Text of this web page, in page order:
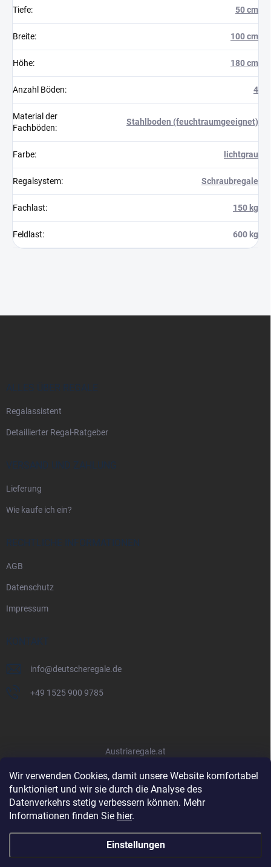
Wir verwenden Cookies, damit unsere Website komfortabel
funktioniert und wir sie durch die Analyse des
Datenverkehrs stetig verbessern können. Mehr
Informationen finden Sie hier.
Einstellungen
Tiefe: 50 cm
Breite: 100 cm
Höhe: 180 cm
Anzahl Böden: 4
Material der
Fachböden:
Stahlboden (feuchtraumgeeignet)
Farbe: lichtgrau
Regalsystem: Schraubregale
Fachlast: 150 kg
Feldlast: 600 kg
ALLES ÜBER REGALE
Regalassistent
Detaillierter Regal-Ratgeber
VERSAND UND ZAHLUNG
Lieferung
Wie kaufe ich ein?
RECHTLICHE INFORMATIONEN
AGB
Datenschutz
Impressum
KONTAKT
info@deutscheregale.de
+49 1525 900 9785
Austriaregale.at